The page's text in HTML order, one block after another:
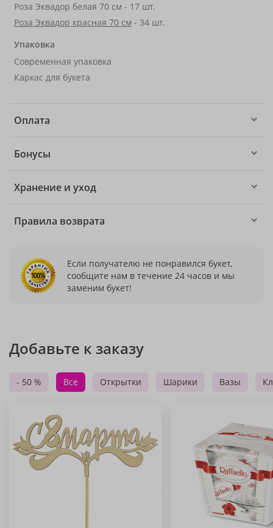
Роза Эквадор белая 70 см - 17 шт.
Роза Эквадор красная 70 см - 34 шт.
Упаковка
Современная упаковка
Каркас для букета
Оплата
Бонусы
Хранение и уход
Правила возврата
Если получателю не понравился букет,
сообщите нам в течение 24 часов и мы
заменим букет!
Добавьте к заказу
- 50 % Все Открытки Шарики Вазы